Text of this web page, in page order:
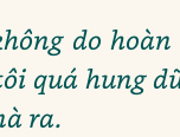
do
quá hung
ra.